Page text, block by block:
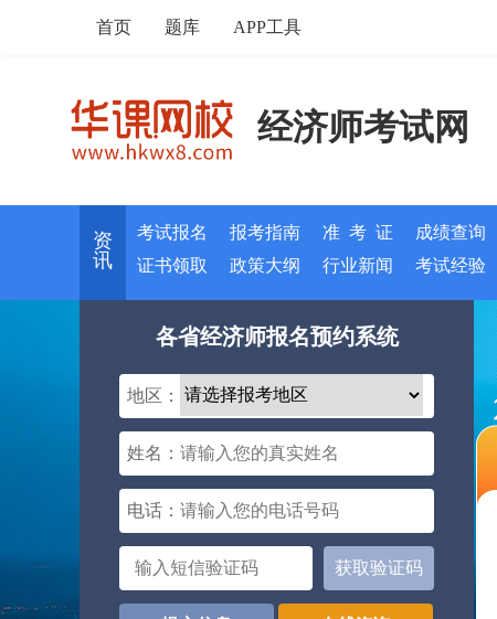
首页 题库 APP工具
经济师考试网
资
讯
考试报名 报考指南 准 考 证
成绩查询
证书领取
政策大纲 行业新闻 考试经验
各省经济师报名预约系统
地区：
姓名：
电话：
获取验证码